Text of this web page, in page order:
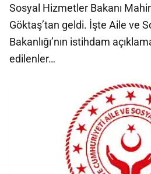
Sosyal Hizmetler Bakanı
Göktaş’tan geldi. İşte Aile ve
Bakanlığı’nın istihdam
edilenler…